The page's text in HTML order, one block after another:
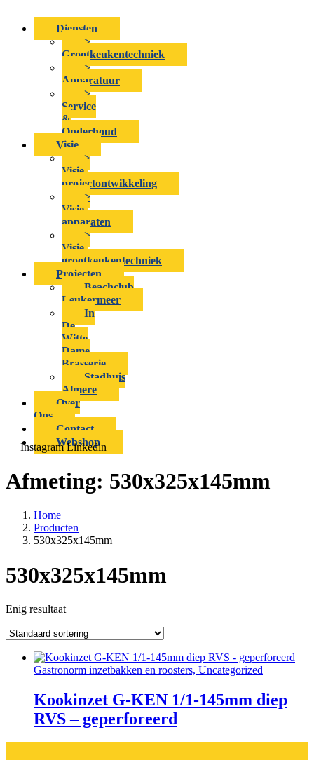
Diensten
>
Grootkeukentechniek
>
Apparatuur
>
Service
&
Onderhoud
Visie
>
Visie-
projectontwikkeling
>
Visie-
apparaten
>
Visie-
grootkeukentechniek
Projecten
Beachclub
Leukermeer
In
De
Witte
Dame
Brasserie
Stadhuis
Almere
Over
Ons
Contact
Webshop
Instagram Linkedin
Afmeting: 530x325x145mm
Home
Producten
530x325x145mm
530x325x145mm
Enig resultaat
Gastronorm inzetbakken en roosters, Uncategorized
Kookinzet G-KEN 1/1-145mm diep
RVS – geperforeerd